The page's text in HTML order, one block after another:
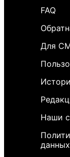
FAQ
Для
Наши
данных